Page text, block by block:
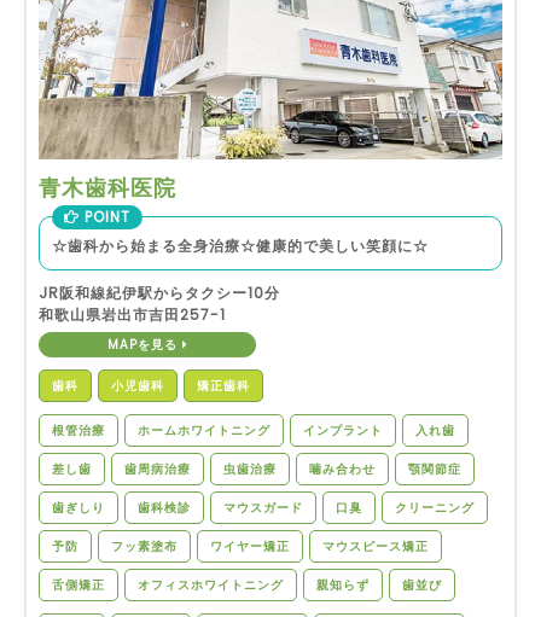
青木歯科医院
POINT
☆歯科から始まる全身治療☆健康的で美しい笑顔に☆
JR阪和線紀伊駅からタクシー10分
和歌山県岩出市吉田257-1
MAPを見る
歯科 小児歯科 矯正歯科
根管治療 ホームホワイトニング インプラント 入れ歯
差し歯 歯周病治療 虫歯治療 噛み合わせ 顎関節症
歯ぎしり 歯科検診 マウスガード 口臭 クリーニング
予防 フッ素塗布 ワイヤー矯正 マウスピース矯正
舌側矯正 オフィスホワイトニング 親知らず 歯並び